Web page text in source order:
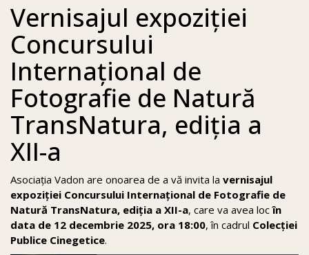
Vernisajul expoziției
Concursului
Internațional de
Fotografie de Natură
TransNatura, ediția a
XII-a
Asociația Vadon are onoarea de a vă invita la vernisajul
expoziției Concursului Internațional de Fotografie de
Natură TransNatura, ediția a XII-a, care va avea locîn
data de 12 decembrie 2025, ora 18:00, în cadrul Colecției
Publice Cinegetice.